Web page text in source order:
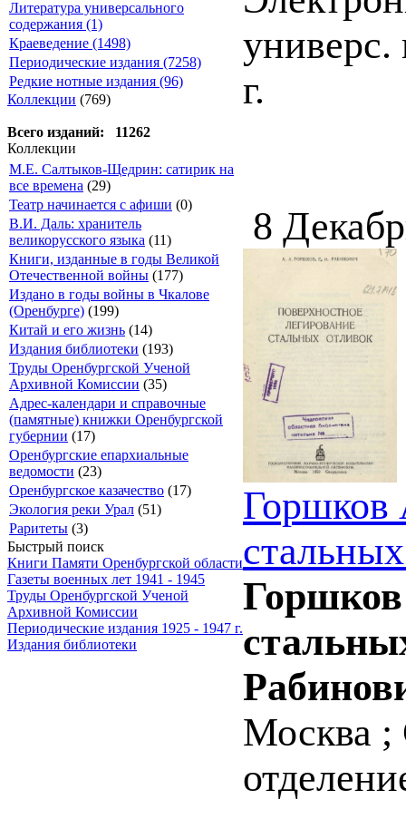
Литература универсального
содержания (1)
Краеведение (1498)
Периодические издания (7258)
Редкие нотные издания (96)
Коллекции (769)
Всего изданий: 11262
Коллекции
М.Е. Салтыков-Щедрин: сатирик на
все времена (29)
Театр начинается с афиши (0)
В.И. Даль: хранитель
великорусского языка (11)
Книги, изданные в годы Великой
Отечественной войны (177)
Издано в годы войны в Чкалове
(Оренбурге) (199)
Китай и его жизнь (14)
Издания библиотеки (193)
Труды Оренбургской Ученой
Архивной Комиссии (35)
Адрес-календари и справочные
(памятные) книжки Оренбургской
губернии (17)
Оренбургские епархиальные
ведомости (23)
Оренбургское казачество (17)
Экология реки Урал (51)
Раритеты (3)
Быстрый поиск
Книги Памяти Оренбургской области
Газеты военных лет 1941 - 1945
Труды Оренбургской Ученой
Архивной Комиссии
Периодические издания 1925 - 1947 г.
Издания библиотеки
г.
8
Горшков
Горшков
Москва ;